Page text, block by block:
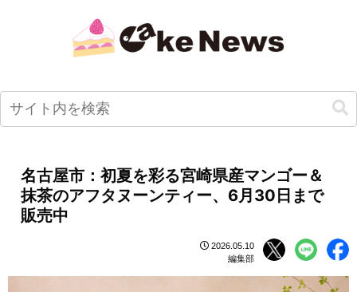
名古屋市：初夏を彩る宮崎県産マンゴー＆
抹茶のアフタヌーンティー、6月30日まで
販売中
2026.05.10
編集部